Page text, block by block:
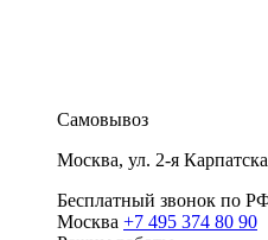
Самовывоз
Москва, ул. 2-я
Бесплатный звонок по
Москва +7 495 374 80 90